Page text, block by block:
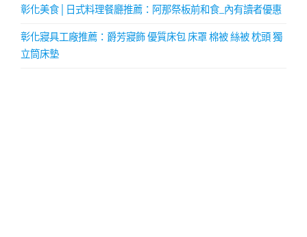
彰化美食│日式料理餐廳推薦：阿那祭板前和食_內有讀者優惠
彰化寢具工廠推薦：爵芳寢飾 優質床包 床罩 棉被 絲被 枕頭 獨
立筒床墊